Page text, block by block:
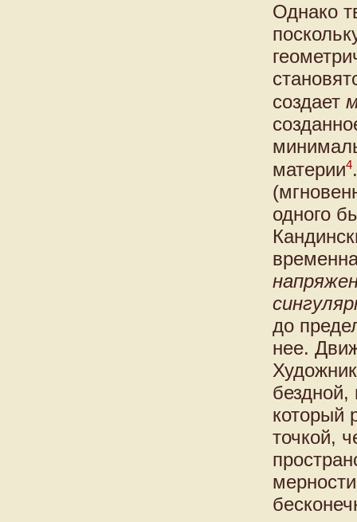
Однако
создает
материи4
одного
до
нее.
который
точкой,